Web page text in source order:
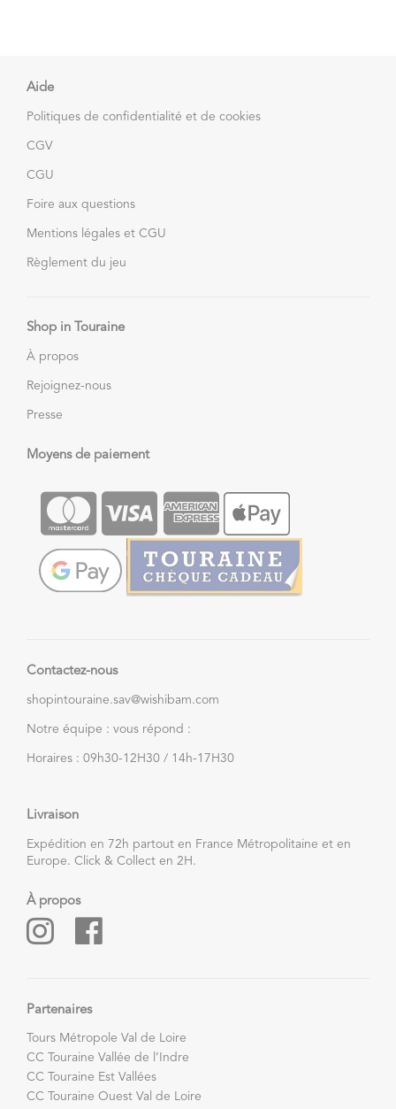
Aide
Politiques de confidentialité et de cookies
CGV
CGU
Foire aux questions
Mentions légales et CGU
Règlement du jeu
Shop in Touraine
À propos
Rejoignez-nous
Presse
Moyens de paiement
Contactez-nous
shopintouraine.sav@wishibam.com
Notre équipe : vous répond :
Horaires : 09h30-12H30 / 14h-17H30
Livraison
Expédition en 72h partout en France Métropolitaine et en
Europe. Click & Collect en 2H.
À propos
Partenaires
Tours Métropole Val de Loire
CC Touraine Vallée de l’Indre
CC Touraine Est Vallées
CC Touraine Ouest Val de Loire